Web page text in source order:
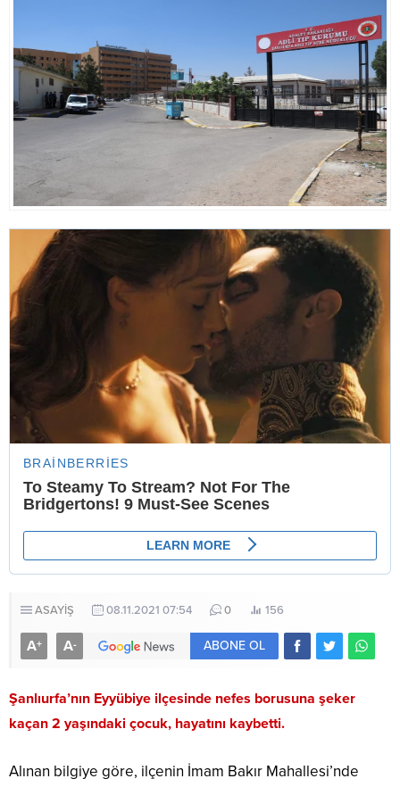
ASAYİŞ 08.11.2021 07:54 0 156
A+ A- ABONE OL
Şanlıurfa’nın Eyyübiye ilçesinde nefes borusuna şeker
kaçan 2 yaşındaki çocuk, hayatını kaybetti.
Alınan bilgiye göre, ilçenin İmam Bakır Mahallesi’nde